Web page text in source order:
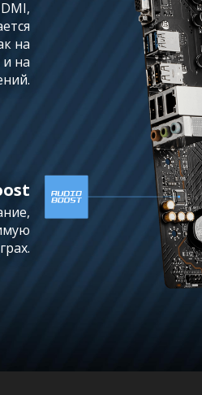
на
на